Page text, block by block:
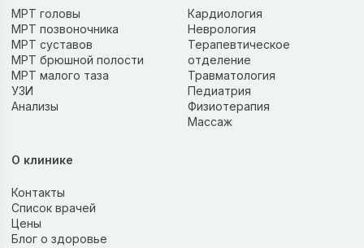
МРТ головы
МРТ позвоночника
МРТ суставов
МРТ брюшной полости
МРТ малого таза
УЗИ
Анализы
Кардиология
Неврология
Терапевтическое
отделение
Травматология
Педиатрия
Физиотерапия
Массаж
О клинике
Контакты
Список врачей
Цены
Блог о здоровье